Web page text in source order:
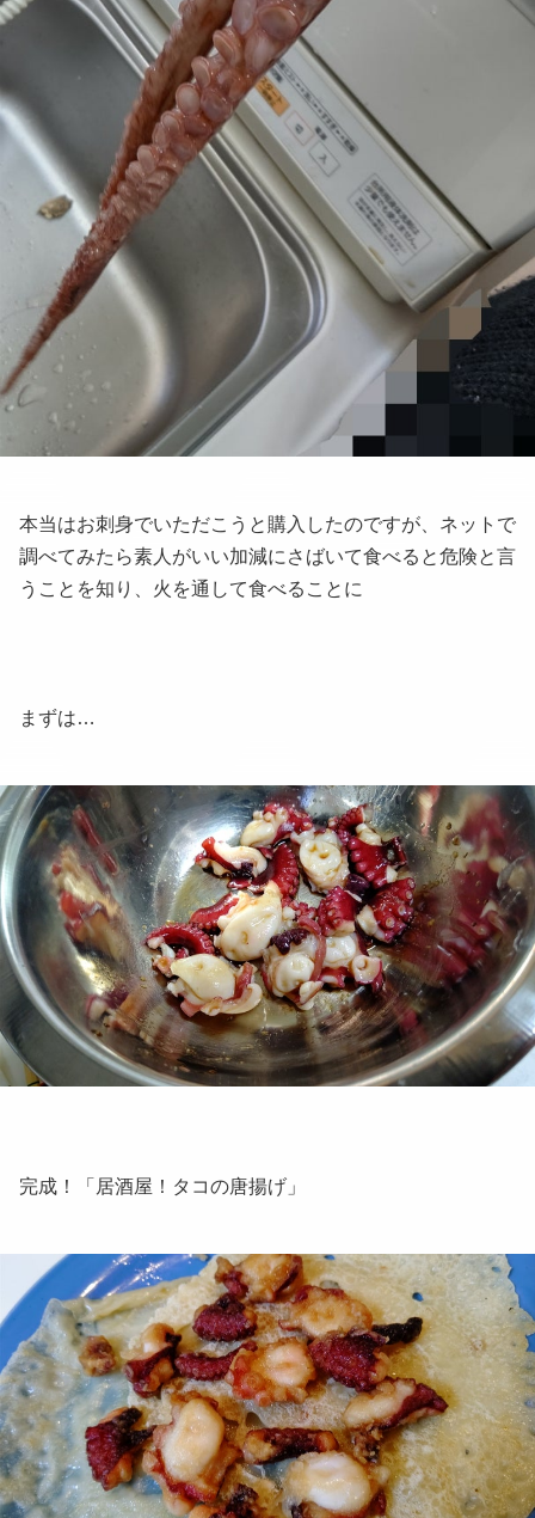
本当はお刺身でいただこうと購入したのですが、ネットで
調べてみたら素人がいい加減にさばいて食べると危険と言
うことを知り、火を通して食べることに
まずは…
完成！「居酒屋！タコの唐揚げ」